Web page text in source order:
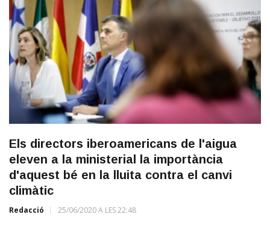
Els directors iberoamericans de l'aigua
eleven a la ministerial la importància
d'aquest bé en la lluita contra el canvi
climàtic
Redacció 25/06/2020 A LES 22:48